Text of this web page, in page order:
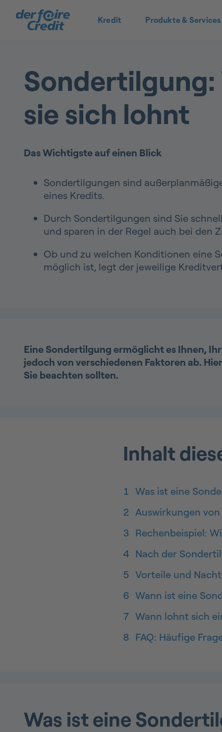
Kredit Produkte & Services
Sondertilgung:
sie sich lohnt
Das Wichtigste auf einen Blick
Sondertilgungen sind
eines Kredits.
Durch Sondertilgungen sind Sie
und sparen in der Regel auch bei den
Ob und zu welchen Konditionen eine
möglich ist, legt der jeweilige
Eine Sondertilgung ermöglicht es Ihnen,
jedoch von verschiedenen Faktoren ab.
Sie beachten sollten.
Inhalt
1 Was ist eine
2 Auswirkungen
3 Rechenbeispiel:
4 Nach der
5 Vorteile und
6 Wann ist eine
7 Wann lohnt sich
8 FAQ: Häufige
Was ist eine